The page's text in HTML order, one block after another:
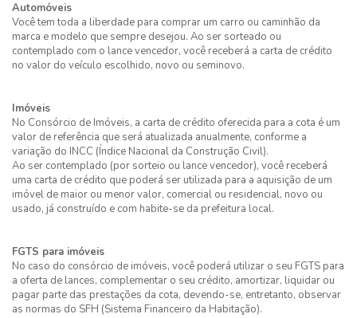
Automóveis
Você tem toda a liberdade para comprar um carro ou caminhão da
marca e modelo que sempre desejou. Ao ser sorteado ou
contemplado com o lance vencedor, você receberá a carta de crédito
no valor do veículo escolhido, novo ou seminovo.
Imóveis
No Consórcio de Imóveis, a carta de crédito oferecida para a cota é um
valor de referência que será atualizada anualmente, conforme a
variação do INCC (Índice Nacional da Construção Civil).
Ao ser contemplado (por sorteio ou lance vencedor), você receberá
uma carta de crédito que poderá ser utilizada para a aquisição de um
imóvel de maior ou menor valor, comercial ou residencial, novo ou
usado, já construído e com habite-se da prefeitura local.
FGTS para imóveis
No caso do consórcio de imóveis, você poderá utilizar o seu FGTS para
a oferta de lances, complementar o seu crédito, amortizar, liquidar ou
pagar parte das prestações da cota, devendo-se, entretanto, observar
as normas do SFH (Sistema Financeiro da Habitação).